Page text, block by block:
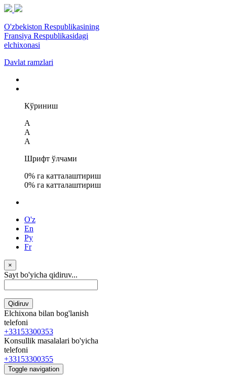
O'zbekiston Respublikasining
Fransiya Respublikasidagi
elchixonasi
Davlat ramzlari
Кўриниш
A
A
A
Шрифт ўлчами
0% га катталаштириш
0% га катталаштириш
O'z
En
Ру
Fr
×
Sayt bo'yicha qidiruv...
Qidiruv
Elchixona bilan bog'lanish
telefoni
+33153300353
Konsullik masalalari bo'yicha
telefoni
+33153300355
Toggle navigation